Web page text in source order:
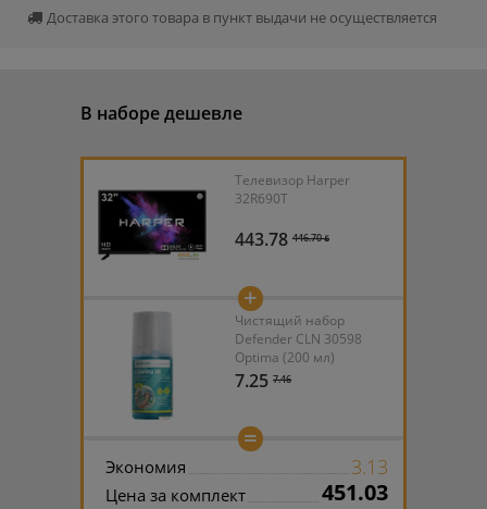
Доставка этого товара в пункт выдачи не осуществляется
В наборе дешевле
Телевизор Harper
32R690T
443.78 446.70 ƃ
+
Чистящий набор
Defender CLN 30598
Optima (200 мл)
7.25 7.46
=
Экономия 3.13
Цена за комплект 451.03